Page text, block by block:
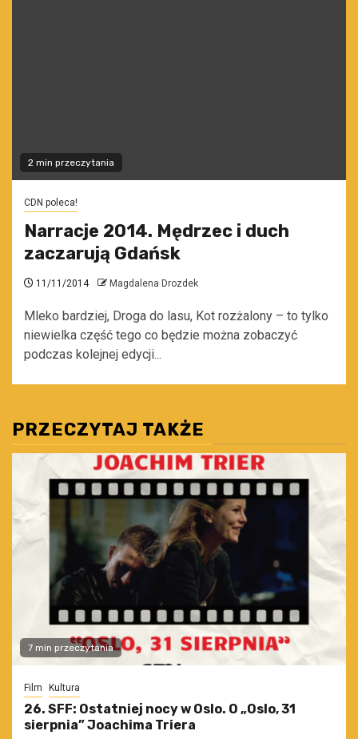
2 min przeczytania
CDN poleca!
Narracje 2014. Mędrzec i duch
zaczarują Gdańsk
11/11/2014 Magdalena Drozdek
Mleko bardziej, Droga do lasu, Kot rozżalony – to tylko
niewielka część tego co będzie można zobaczyć
podczas kolejnej edycji...
PRZECZYTAJ TAKŻE
7 min przeczytania
Film Kultura
26. SFF: Ostatniej nocy w Oslo. O „Oslo, 31
sierpnia” Joachima Triera